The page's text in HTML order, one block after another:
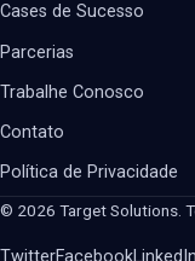
Cases de Sucesso
Parcerias
Trabalhe Conosco
Contato
Política de Privacidade
© 2026 Target Solutions.